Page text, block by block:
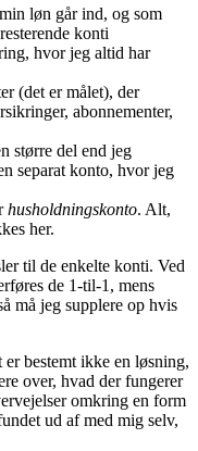
løn går ind, og som
konti
hvor jeg altid har
(det er målet), der
abonnementer,
større del end jeg
separat konto, hvor jeg
husholdningskonto. Alt,
her.
til de enkelte konti. Ved
de 1-til-1, mens
må jeg supplere op hvis
bestemt ikke en løsning,
over, hvad der fungerer
omkring en form
ud af med mig selv,